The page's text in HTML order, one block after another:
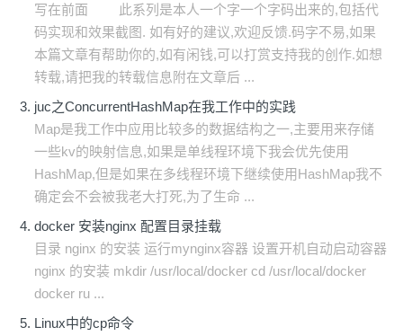
写在前面 此系列是本人一个字一个字码出来的,包括代
码实现和效果截图. 如有好的建议,欢迎反馈.码字不易,如果
本篇文章有帮助你的,如有闲钱,可以打赏支持我的创作.如想
转载,请把我的转载信息附在文章后 ...
juc之ConcurrentHashMap在我工作中的实践
Map是我工作中应用比较多的数据结构之一,主要用来存储
一些kv的映射信息,如果是单线程环境下我会优先使用
HashMap,但是如果在多线程环境下继续使用HashMap我不
确定会不会被我老大打死,为了生命 ...
docker 安装nginx 配置目录挂载
目录 nginx 的安装 运行mynginx容器 设置开机自动启动容器
nginx 的安装 mkdir /usr/local/docker cd /usr/local/docker
docker ru ...
Linux中的cp命令